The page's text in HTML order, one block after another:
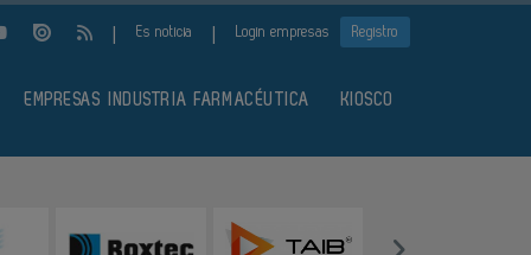
| Es noticia | Login empresas Registro
EMPRESAS INDUSTRIA FARMACÉUTICA KIOSCO